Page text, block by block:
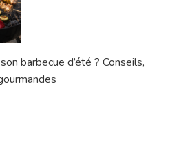
barbecue d’été ? Conseils,